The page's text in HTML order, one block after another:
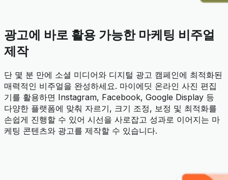
광고에 바로 활용 가능한 마케팅 비주얼
제작
단 몇 분 만에 소셜 미디어와 디지털 광고 캠페인에 최적화된
매력적인 비주얼을 완성하세요. 마이에딧 온라인 사진 편집
기를 활용하면 Instagram, Facebook, Google Display 등
다양한 플랫폼에 맞춰 자르기, 크기 조정, 보정 및 최적화를
손쉽게 진행할 수 있어 시선을 사로잡고 성과로 이어지는 마
케팅 콘텐츠와 광고를 제작할 수 있습니다.